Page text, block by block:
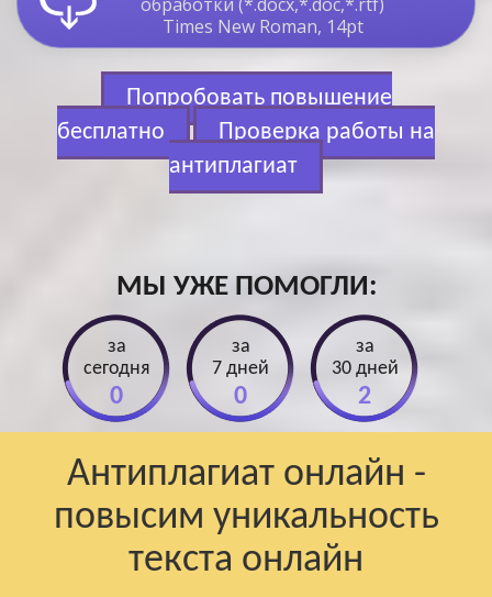
Times New Roman, 14pt
Попробовать повышение
бесплатно
Проверка работы на
антиплагиат
МЫ УЖЕ ПОМОГЛИ:
за
сегодня
0
за
7 дней
0
за
30 дней
2
Антиплагиат онлайн -
повысим уникальность
текста онлайн